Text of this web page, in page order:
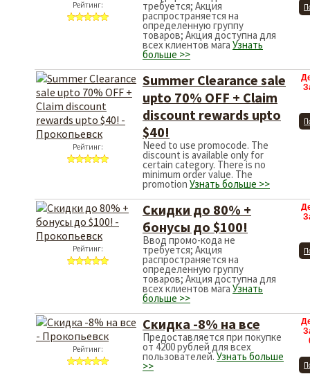
Рейтинг: требуется; Акция
распространяется на
определенную группу
товаров; Акция доступна для
всех клиентов мага Узнать
больше >>
Рейтинг:
Summer Clearance sale
upto 70% OFF + Claim
discount rewards upto
$40!
Need to use promocode. The
discount is available only for
certain category. There is no
minimum order value. The
promotion Узнать больше >>
Рейтинг:
Скидки до 80% +
бонусы до $100!
Ввод промо-кода не
требуется; Акция
распространяется на
определенную группу
товаров; Акция доступна для
всех клиентов мага Узнать
больше >>
Рейтинг:
Скидка -8% на все
Предоставляется при покупке
от 4200 рублей для всех
пользователей.Узнать больше
>>